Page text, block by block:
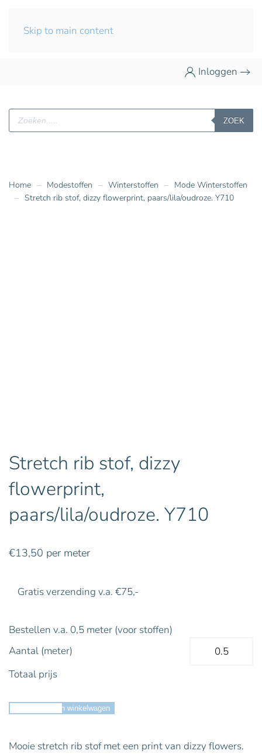
Skip to main content
Inloggen
Producten
zoeken
ZOEK
Home Modestoffen Winterstoffen
Mode Winterstoffen
Stretch rib stof, dizzy flowerprint, paars/lila/oudroze. Y710
Stretch rib stof, dizzy
flowerprint,
paars/lila/oudroze. Y710
€13,50 per meter
Gratis verzending v.a. €75,-
Bestellen v.a. 0,5 meter (voor stoffen)
Aantal (meter)
Totaal prijs
Toevoegen aan winkelwagen
Mooie stretch rib stof met een print van dizzy flowers.